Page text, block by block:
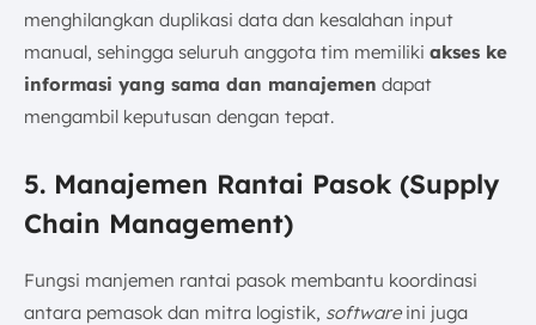
menghilangkan duplikasi data dan kesalahan input
manual, sehingga seluruh anggota tim memiliki akses ke
informasi yang sama dan manajemen dapat
mengambil keputusan dengan tepat.
5. Manajemen Rantai Pasok (Supply
Chain Management)
Fungsi manjemen rantai pasok membantu koordinasi
antara pemasok dan mitra logistik, softwareini juga